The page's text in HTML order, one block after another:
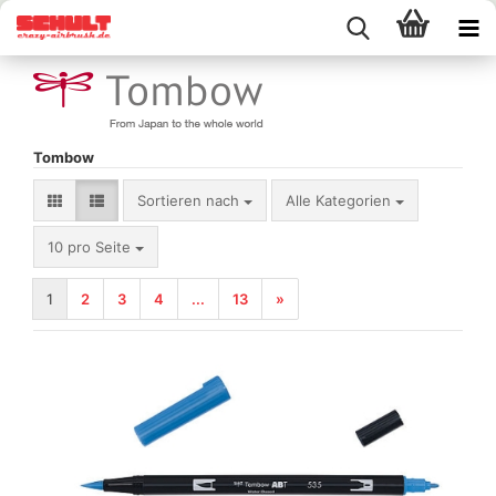
Tombow
Sortieren nach
Sortieren nach Alle Kategorien
10 pro Seite
pro Seite
1 2 3 4 ... 13 »